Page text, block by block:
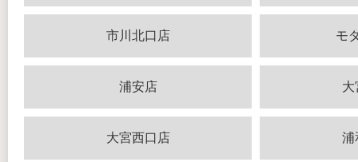
市川北口店 モ
浦安店 大
大宮西口店 浦